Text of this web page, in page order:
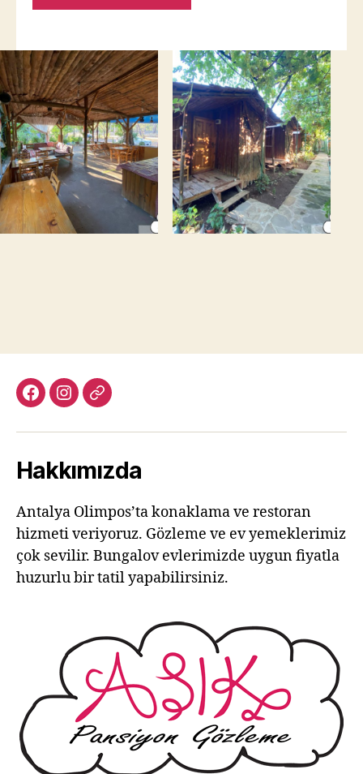
Facebook
Instagram
Google
Hakkımızda
Antalya Olimpos’ta konaklama ve restoran
hizmeti veriyoruz. Gözleme ve ev yemeklerimiz
çok sevilir. Bungalov evlerimizde uygun fiyatla
huzurlu bir tatil yapabilirsiniz.